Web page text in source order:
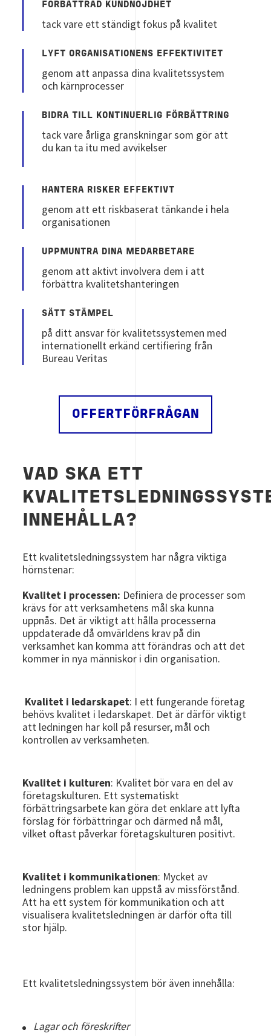
FÖRBÄTTRAD KUNDNÖJDHET
tack vare ett ständigt fokus på kvalitet
LYFT ORGANISATIONENS EFFEKTIVITET
genom att anpassa dina kvalitetssystem
och kärnprocesser
BIDRA TILL KONTINUERLIG FÖRBÄTTRING
tack vare årliga granskningar som gör att
du kan ta itu med avvikelser
HANTERA RISKER EFFEKTIVT
genom att ett riskbaserat tänkande i hela
organisationen
UPPMUNTRA DINA MEDARBETARE
genom att aktivt involvera dem i att
förbättra kvalitetshanteringen
SÄTT STÄMPEL
på ditt ansvar för kvalitetssystemen med
internationellt erkänd certifiering från
Bureau Veritas
OFFERTFÖRFRÅGAN
VAD SKA ETT
INNEHÅLLA?
Ett kvalitetsledningssystem har några viktiga
hörnstenar:
Kvalitet i processen: Definiera de processer som
krävs för att verksamhetens mål ska kunna
uppnås. Det är viktigt att hålla processerna
uppdaterade då omvärldens krav på din
verksamhet kan komma att förändras och att det
kommer in nya människor i din organisation.
Kvalitet i ledarskapet: I ett fungerande företag
behövs kvalitet i ledarskapet. Det är därför viktigt
att ledningen har koll på resurser, mål och
kontrollen av verksamheten.
Kvalitet i kulturen: Kvalitet bör vara en del av
företagskulturen. Ett systematiskt
förbättringsarbete kan göra det enklare att lyfta
förslag för förbättringar och därmed nå mål,
vilket oftast påverkar företagskulturen positivt.
Kvalitet i kommunikationen: Mycket av
ledningens problem kan uppstå av missförstånd.
Att ha ett system för kommunikation och att
visualisera kvalitetsledningen är därför ofta till
stor hjälp.
Ett kvalitetsledningssystem bör även innehålla:
Lagar och föreskrifter